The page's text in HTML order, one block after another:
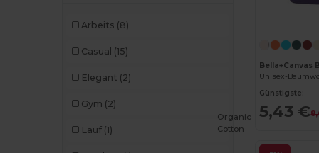
Arbeits (8)
Casual (15)
Elegant (2)
Gym (2)
Lauf (1)
Bella+Canvas
Unisex-
Günstigste:
5,43 €
Organic
Cotton